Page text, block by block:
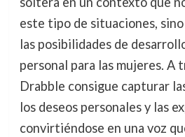
este tipo de situaciones,
las posibilidades de
personal para las mujeres. A
Drabble consigue capturar
los deseos personales y las
convirtiéndose en una voz